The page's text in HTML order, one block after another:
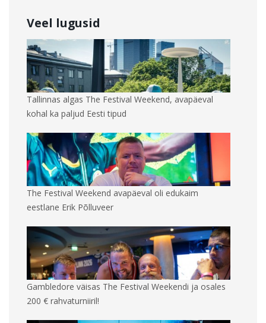
Veel lugusid
Tallinnas algas The Festival Weekend, avapäeval
kohal ka paljud Eesti tipud
The Festival Weekend avapäeval oli edukaim
eestlane Erik Põlluveer
Gambledore väisas The Festival Weekendi ja osales
200 € rahvaturniiril!